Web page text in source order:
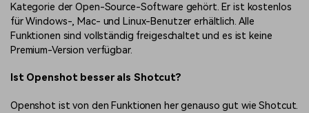
Kategorie der Open-Source-Software gehört. Er ist kostenlos
für Windows-, Mac- und Linux-Benutzer erhältlich. Alle
Funktionen sind vollständig freigeschaltet und es ist keine
Premium-Version verfügbar.
Ist Openshot besser als Shotcut?
Openshot ist von den Funktionen her genauso gut wie Shotcut.